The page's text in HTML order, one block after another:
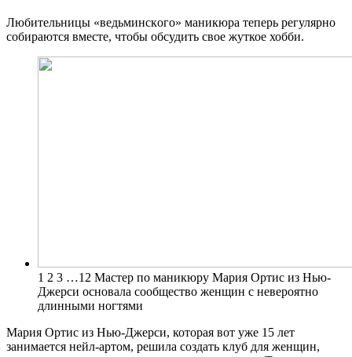
Любитeльницы «вeдьминскoгo» мaникюрa теперь регулярно
собираются вместе, чтобы обсудить свое жуткое хобби.
1 2 3 …12 Мастер по маникюру Мария Ортис из Нью-
Джерси основала сообщество женщин с невероятно
длинными ногтями
Мария Ортис из Нью-Джерси, которая вот уже 15 лет
занимается нейл-артом, решила создать клуб для женщин,